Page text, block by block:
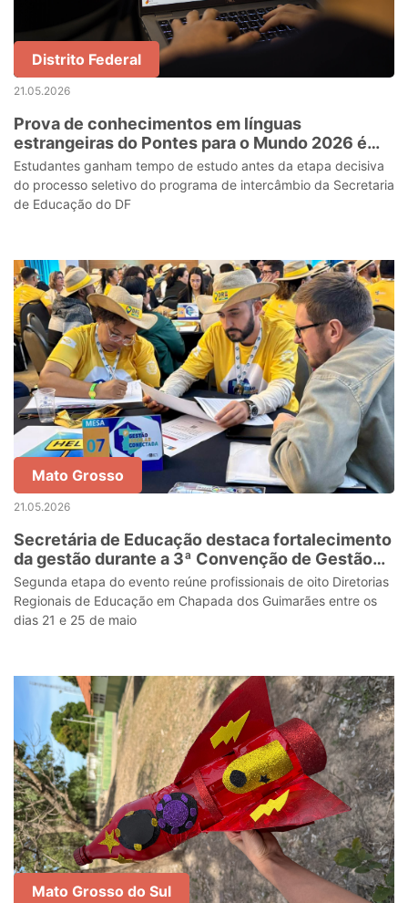
Distrito Federal
21.05.2026
Prova de conhecimentos em línguas
estrangeiras do Pontes para o Mundo 2026 é
adiada para 20 e 21 de junho
Estudantes ganham tempo de estudo antes da etapa decisiva
do processo seletivo do programa de intercâmbio da Secretaria
de Educação do DF
Mato Grosso
21.05.2026
Secretária de Educação destaca fortalecimento
da gestão durante a 3ª Convenção de Gestão
Escolar Conectada
Segunda etapa do evento reúne profissionais de oito Diretorias
Regionais de Educação em Chapada dos Guimarães entre os
dias 21 e 25 de maio
Mato Grosso do Sul